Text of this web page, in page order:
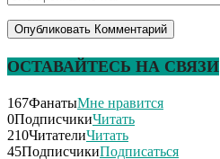
ОСТАВАЙТЕСЬ НА СВЯЗИ
167ФанатыМне нравится
0ПодписчикиЧитать
210ЧитателиЧитать
45ПодписчикиПодписаться